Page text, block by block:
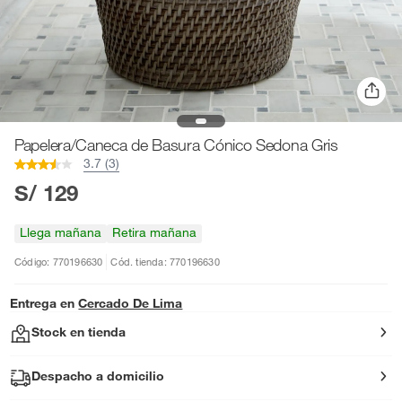
Papelera/Caneca de Basura Cónico Sedona Gris
3.7 (3)
S/ 129
Llega mañana Retira mañana
Código: 770196630 Cód. tienda: 770196630
Entrega en Cercado De Lima
Stock en tienda
Despacho a domicilio